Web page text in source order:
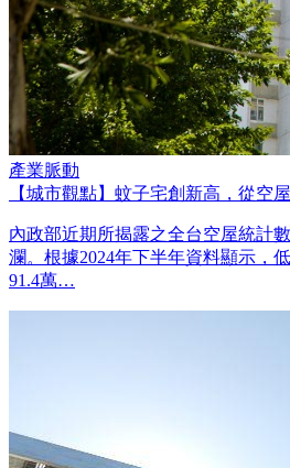
產業脈動
【城市觀點】蚊子宅創新高，從空
內政部近期所揭露之全台空屋統計
瀾。根據2024年下半年資料顯示，
91.4萬…